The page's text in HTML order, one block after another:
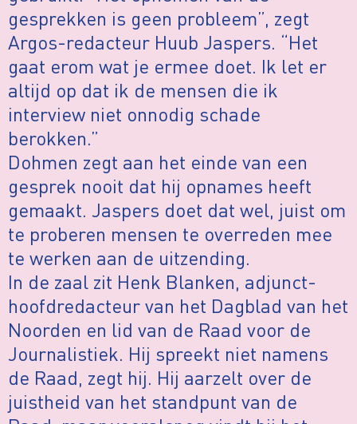
gesprekken is geen probleem”, zegt
Argos-redacteur Huub Jaspers. “Het
gaat erom wat je ermee doet. Ik let er
altijd op dat ik de mensen die ik
interview niet onnodig schade
berokken.”
Dohmen zegt aan het einde van een
gesprek nooit dat hij opnames heeft
gemaakt. Jaspers doet dat wel, juist om
te proberen mensen te overreden mee
te werken aan de uitzending.
In de zaal zit Henk Blanken, adjunct-
hoofdredacteur van het Dagblad van het
Noorden en lid van de Raad voor de
Journalistiek. Hij spreekt niet namens
de Raad, zegt hij. Hij aarzelt over de
juistheid van het standpunt van de